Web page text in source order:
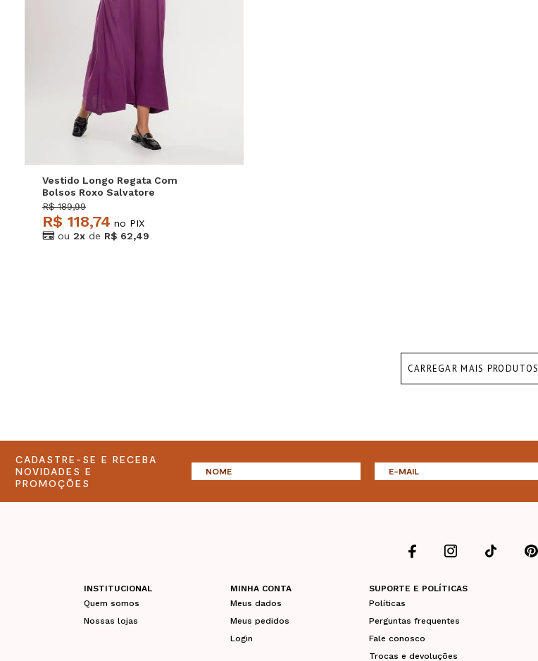
P M G
Vestido Longo Regata Com
Bolsos Roxo Salvatore
R$ 189,99
R$ 118,74 no PIX
ou 2x de R$ 62,49
CARREGAR MAIS PRODUTOS
CADASTRE-SE E RECEBA
NOVIDADES E
PROMOÇÕES
INSTITUCIONAL
Quem somos
Nossas lojas
MINHA CONTA
Meus dados
Meus pedidos
Login
SUPORTE E POLÍTICAS
Políticas
Perguntas frequentes
Fale conosco
Trocas e devoluções